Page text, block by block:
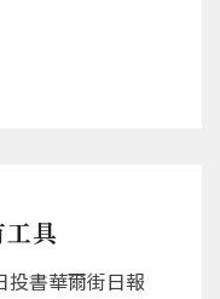
具
投書華爾街日報